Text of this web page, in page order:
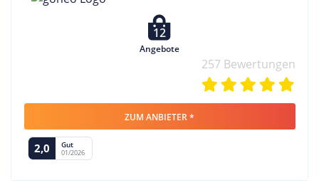
12
Angebote
257 Bewertungen
ZUM ANBIETER *
2,0 Gut
01/2026